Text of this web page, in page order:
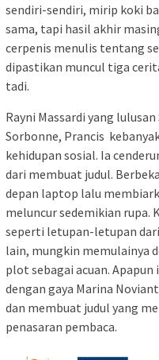
sendiri-sendiri, mirip koki
sama, tapi hasil akhir
cerpenis menulis tentang
dipastikan muncul tiga
tadi.
Rayni Massardi yang
Sorbonne, Prancis
kehidupan sosial. Ia
dari membuat judul.
depan laptop lalu
meluncur sedemikian rupa.
seperti letupan-letupan
lain, mungkin memulainya
plot sebagai acuan. Apapun
dengan gaya Marina
dan membuat judul yang
penasaran pembaca.